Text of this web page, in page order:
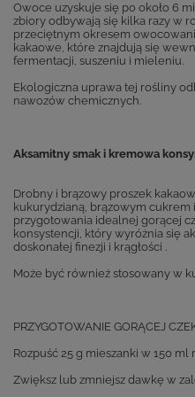
Owoce uzyskuje się po około 6
zbiory odbywają się kilka razy w
przeciętnym okresem
kakaowe, które znajdują się
fermentacji, suszeniu i mieleniu.
Ekologiczna uprawa tej rośliny
nawozów chemicznych.
Aksamitny smak i kremowa
Drobny i brązowy proszek
kukurydzianą, brązowym cukrem
przygotowania idealnej gorącej
konsystencji, który wyróżnia się
doskonałej finezji i krągłości .
Może być również stosowany w
PRZYGOTOWANIE GORĄCEJ
Rozpuść 25 g mieszanki w 150 ml
Zwiększ lub zmniejsz dawkę w